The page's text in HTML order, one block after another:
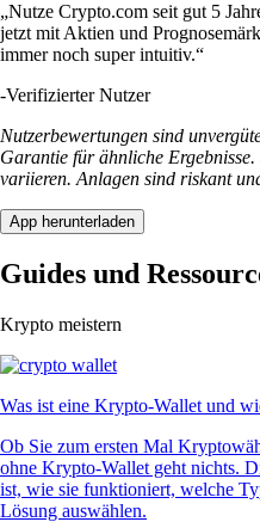
„Nutze Crypto.com seit gut 5
jetzt mit Aktien und
immer noch super intuitiv.“
-Verifizierter Nutzer
Nutzerbewertungen sind
Garantie für ähnliche
variieren. Anlagen sind riskant
App herunterladen
Guides und
Krypto meistern
Was ist eine Krypto-Wallet und
Ob Sie zum ersten Mal
ohne Krypto-Wallet geht nichts.
ist, wie sie funktioniert, welche
Lösung auswählen.